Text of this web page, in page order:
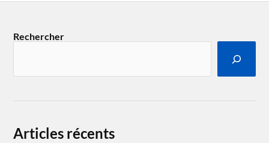
Rechercher
Articles récents